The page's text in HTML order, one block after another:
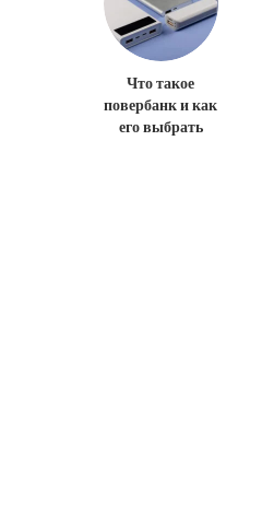
Что такое
повербанк и как
его выбрать